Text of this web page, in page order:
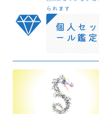
られます
個人セ
ール鑑定